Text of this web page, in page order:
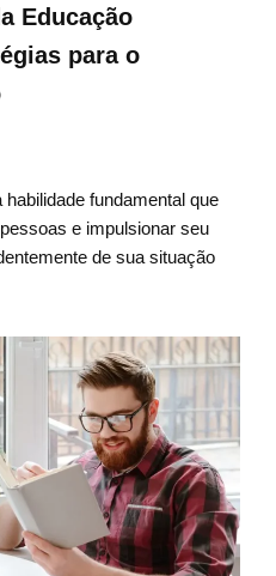
Educação
para o
fundamental que
e impulsionar seu
de sua situação